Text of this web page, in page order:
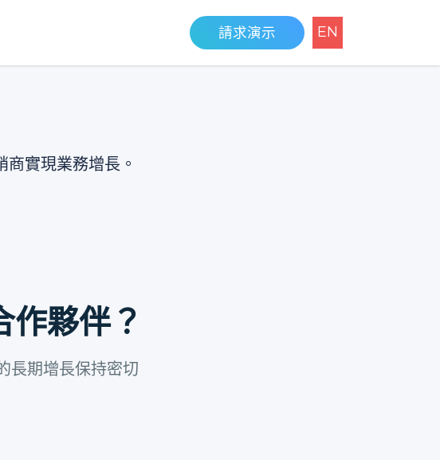
請求演示 EN
實現業務增長。
夥伴？
長期增長保持密切